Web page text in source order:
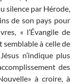
silence par Hérode,
de son pays pour
« l’Évangile de
semblable à celle de
n’indique plus
des
à croire, à